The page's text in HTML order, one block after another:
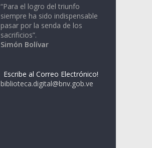
“Para el logro del triunfo
siempre ha sido indispensable
pasar por la senda de los
sacrificios”.
Simón Bolívar
Escribe al Correo Electrónico!
biblioteca.digital@bnv.gob.ve